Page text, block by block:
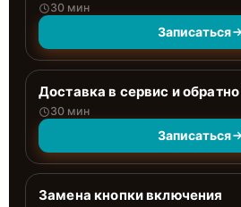
30 мин
Записаться
Доставка в сервис и обратно
30 мин
Записаться
Замена кнопки включения